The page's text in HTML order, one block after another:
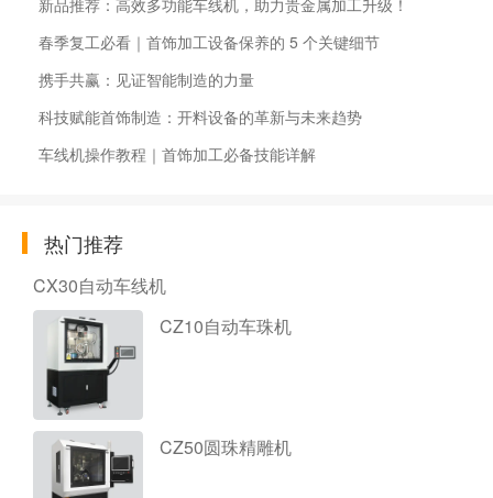
新品推荐：高效多功能车线机，助力贵金属加工升级！
春季复工必看｜首饰加工设备保养的 5 个关键细节
携手共赢：见证智能制造的力量
科技赋能首饰制造：开料设备的革新与未来趋势
车线机操作教程｜首饰加工必备技能详解
热门推荐
CX30自动车线机
CZ10自动车珠机
CZ50圆珠精雕机